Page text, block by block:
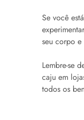
Se você
seu corpo e
Lembre-se
caju em
todos os